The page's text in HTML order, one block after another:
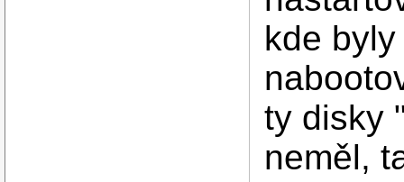
kde
ty disky
neměl,